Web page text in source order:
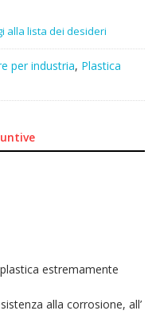
alla lista dei desideri
per industria, Plastica
estremamente
alla corrosione, all’